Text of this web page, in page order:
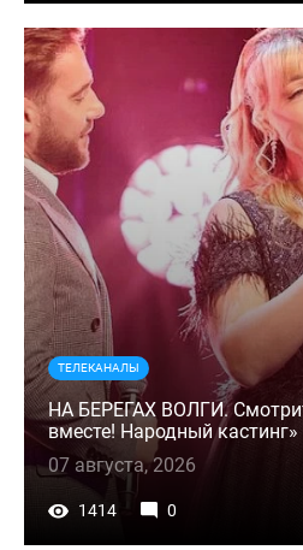
ТЕЛЕКАНАЛЫ
НА БЕРЕГАХ ВОЛГИ.
вместе! Народный
07 августа, 2026
1414 0